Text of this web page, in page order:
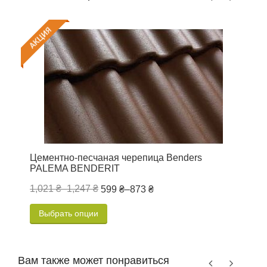
Цементно-песчаная черепица Benders
PALEMA BENDERIT
1,021 ₴–1,247 ₴ 599 ₴–873 ₴
Выбрать опции
Вам также может понравиться